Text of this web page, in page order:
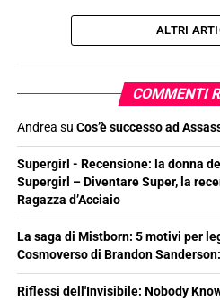
ALTRI
COMMENTI
Andrea su Cos’è successo ad
Supergirl - Recensione: la donna
Supergirl – Diventare Super, la
Ragazza d’Acciaio
La saga di Mistborn: 5 motivi per
Cosmoverso di Brandon
Riflessi dell'Invisibile: Nobody